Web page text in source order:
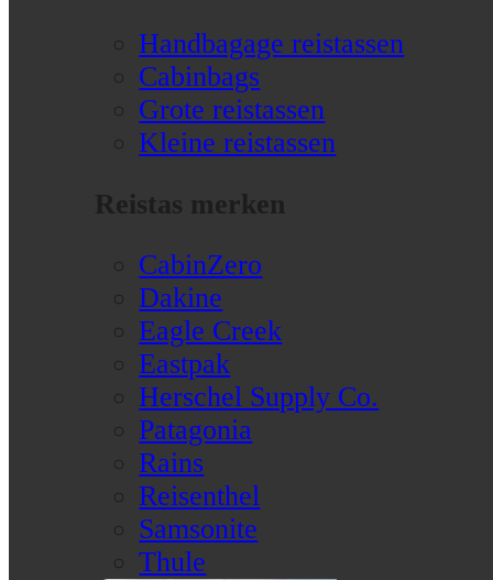
Handbagage reistassen
Cabinbags
Grote reistassen
Kleine reistassen
Reistas merken
CabinZero
Dakine
Eagle Creek
Eastpak
Herschel Supply Co.
Patagonia
Rains
Reisenthel
Samsonite
Thule